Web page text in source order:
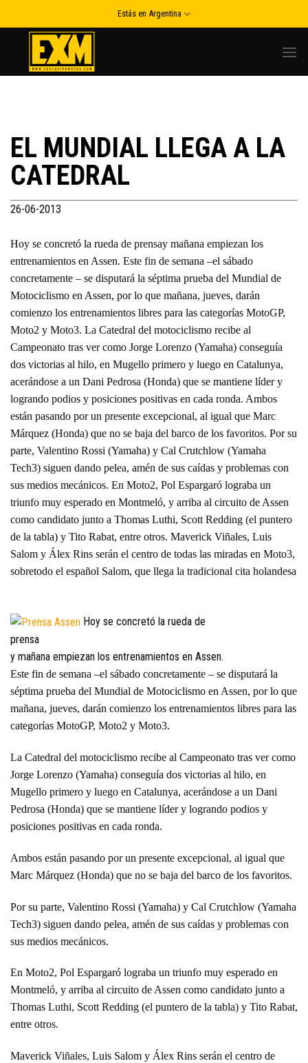
to
Estás en Argentina
EL MUNDIAL LLEGA A LA
CATEDRAL
26-06-2013
Hoy se concretó la rueda de prensay mañana empiezan los
entrenamientos en Assen. Este fin de semana –el sábado
concretamente – se disputará la séptima prueba del Mundial de
Motociclismo en Assen, por lo que mañana, jueves, darán
comienzo los entrenamientos libres para las categorías MotoGP,
Moto2 y Moto3. La Catedral del motociclismo recibe al
Campeonato tras ver como Jorge Lorenzo (Yamaha) conseguía
dos victorias al hilo, en Mugello primero y luego en Catalunya,
acerándose a un Dani Pedrosa (Honda) que se mantiene líder y
logrando podios y posiciones positivas en cada ronda. Ambos
están pasando por un presente excepcional, al igual que Marc
Márquez (Honda) que no se baja del barco de los favoritos. Por su
parte, Valentino Rossi (Yamaha) y Cal Crutchlow (Yamaha
Tech3) siguen dando pelea, amén de sus caídas y problemas con
sus medios mecánicos. En Moto2, Pol Espargaró lograba un
triunfo muy esperado en Montmeló, y arriba al circuito de Assen
como candidato junto a Thomas Luthi, Scott Redding (el puntero
de la tabla) y Tito Rabat, entre otros. Maverick Viñales, Luis
Salom y Álex Rins serán el centro de todas las miradas en Moto3,
sobretodo el español Salom, que llega la tradicional cita holandesa
Hoy se concretó la rueda de
prensa
y mañana empiezan los entrenamientos en Assen.
Este fin de semana –el sábado concretamente – se disputará la
séptima prueba del Mundial de Motociclismo en Assen, por lo que
mañana, jueves, darán comienzo los entrenamientos libres para las
categorías MotoGP, Moto2 y Moto3.
La Catedral del motociclismo recibe al Campeonato tras ver como
Jorge Lorenzo (Yamaha) conseguía dos victorias al hilo, en
Mugello primero y luego en Catalunya, acerándose a un Dani
Pedrosa (Honda) que se mantiene líder y logrando podios y
posiciones positivas en cada ronda.
Ambos están pasando por un presente excepcional, al igual que
Marc Márquez (Honda) que no se baja del barco de los favoritos.
Por su parte, Valentino Rossi (Yamaha) y Cal Crutchlow (Yamaha
Tech3) siguen dando pelea, amén de sus caídas y problemas con
sus medios mecánicos.
En Moto2, Pol Espargaró lograba un triunfo muy esperado en
Montmeló, y arriba al circuito de Assen como candidato junto a
Thomas Luthi, Scott Redding (el puntero de la tabla) y Tito Rabat,
entre otros.
Maverick Viñales, Luis Salom y Álex Rins serán el centro de